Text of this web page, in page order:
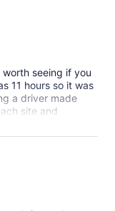
seeing if you
11 hours so it was
a driver made
site and
Our tour